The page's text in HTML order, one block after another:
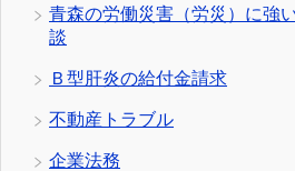
青森の労働災害（労災）に強
談
Ｂ型肝炎の給付金請求
不動産トラブル
企業法務